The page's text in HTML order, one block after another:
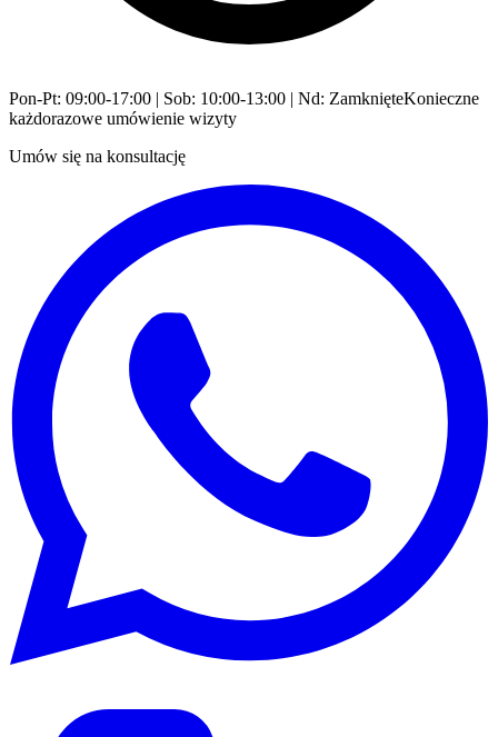
Pon-Pt: 09:00-17:00 | Sob: 10:00-13:00 | Nd: ZamknięteKonieczne
każdorazowe umówienie wizyty
Umów się na konsultację